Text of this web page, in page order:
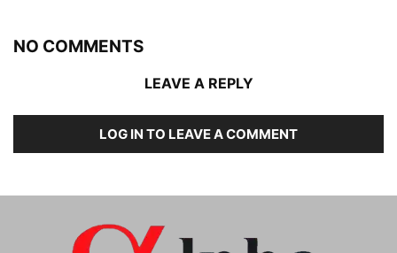
NO COMMENTS
LEAVE A REPLY
LOG IN TO LEAVE A COMMENT